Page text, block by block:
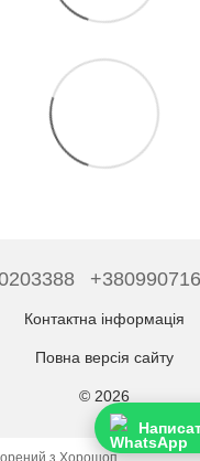
Контактна інформація
Повна версія сайту
© 2026